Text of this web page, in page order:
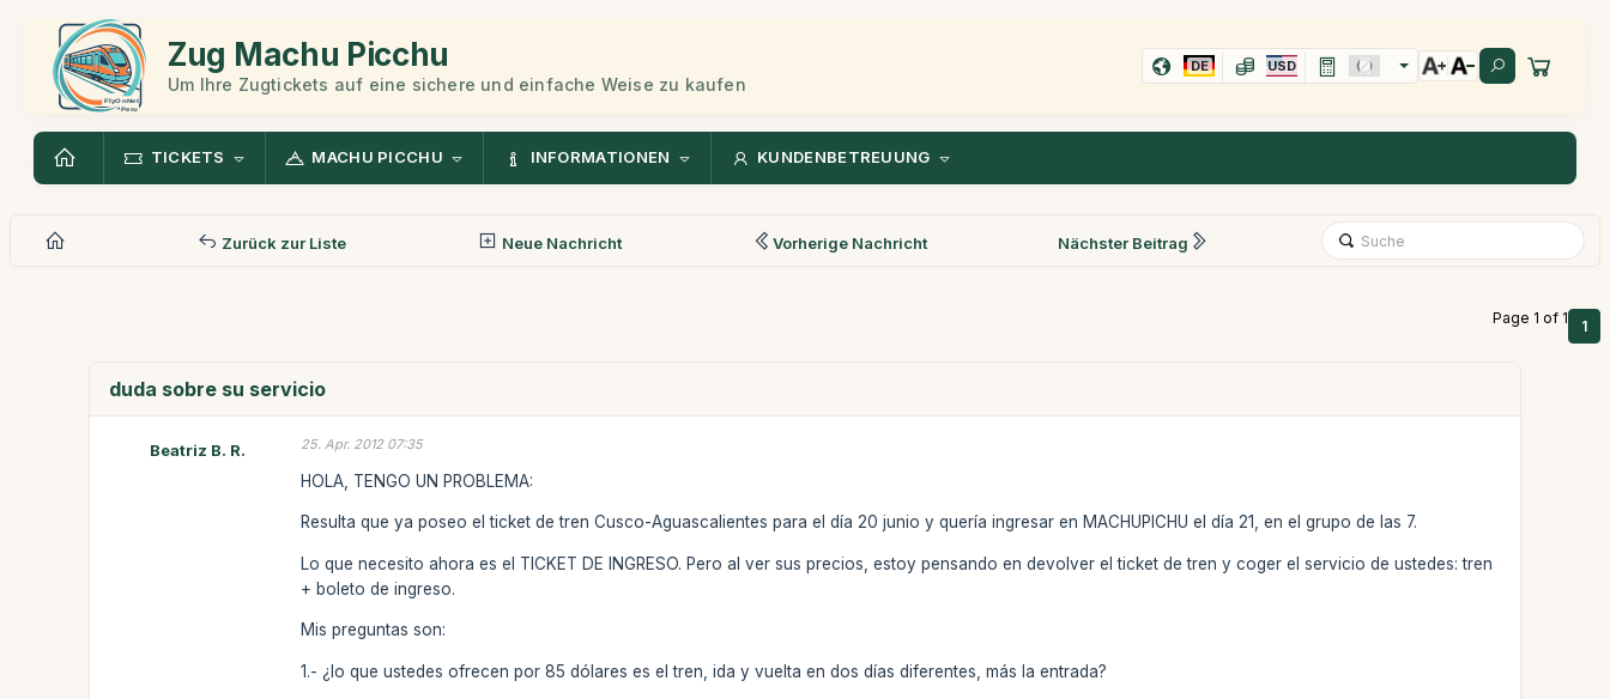
Zug Machu Picchu
Um Ihre Zugtickets auf eine sichere und einfache Weise zu kaufen
DE USD
TICKETS MACHU PICCHU INFORMATIONEN KUNDENBETREUUNG
Zurück zur Liste Neue Nachricht Vorherige Nachricht Nächster Beitrag
Page 1 of 1 1
duda sobre su servicio
Beatriz B. R. 25. Apr. 2012 07:35
HOLA, TENGO UN PROBLEMA:
Resulta que ya poseo el ticket de tren Cusco-Aguascalientes para el día 20 junio y quería ingresar en MACHUPICHU el día 21, en el grupo de las 7.
Lo que necesito ahora es el TICKET DE INGRESO. Pero al ver sus precios, estoy pensando en devolver el ticket de tren y coger el servicio de ustedes: tren
+ boleto de ingreso.
Mis preguntas son:
1.- ¿lo que ustedes ofrecen por 85 dólares es el tren, ida y vuelta en dos días diferentes, más la entrada?